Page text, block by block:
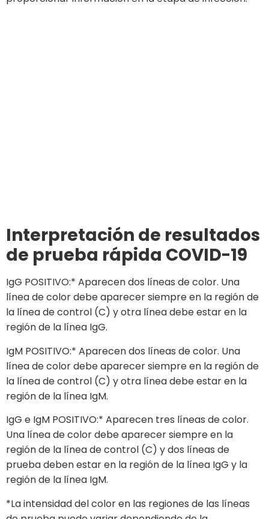
Interpretación de resultados
de prueba rápida COVID-19
IgG POSITIVO:* Aparecen dos líneas de color. Una
línea de color debe aparecer siempre en la región de
la línea de control (C) y otra línea debe estar en la
región de la línea IgG.
IgM POSITIVO:* Aparecen dos líneas de color. Una
línea de color debe aparecer siempre en la región de
la línea de control (C) y otra línea debe estar en la
región de la línea IgM.
IgG e IgM POSITIVO:* Aparecen tres líneas de color.
Una línea de color debe aparecer siempre en la
región de la línea de control (C) y dos líneas de
prueba deben estar en la región de la línea IgG y la
región de la línea IgM.
*La intensidad del color en las regiones de las líneas